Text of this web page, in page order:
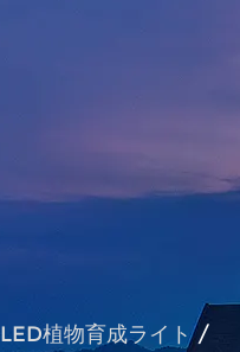
LED植物育成ライト/